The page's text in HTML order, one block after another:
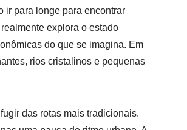
ir para longe para encontrar
explora o estado
do que se imagina. Em
rios cristalinos e pequenas
das rotas mais tradicionais.